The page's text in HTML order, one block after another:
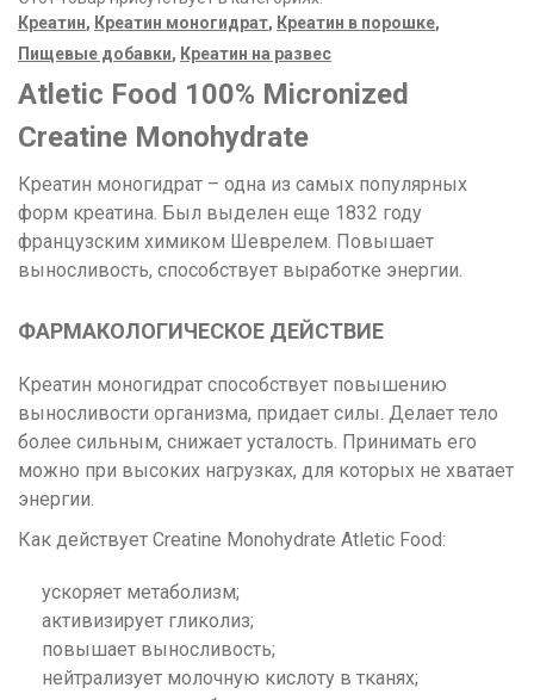
Креатин, Креатин моногидрат, Креатин в порошке,
Пищевые добавки, Креатин на развес
Atletic Food 100% Micronized
Creatine Monohydrate
Креатин моногидрат – одна из самых популярных
форм креатина. Был выделен еще 1832 году
французским химиком Шеврелем. Повышает
выносливость, способствует выработке энергии.
ФАРМАКОЛОГИЧЕСКОЕ ДЕЙСТВИЕ
Креатин моногидрат способствует повышению
выносливости организма, придает силы. Делает тело
более сильным, снижает усталость. Принимать его
можно при высоких нагрузках, для которых не хватает
энергии.
Как действует Creatine Monohydrate Atletic Food:
ускоряет метаболизм;
активизирует гликолиз;
повышает выносливость;
нейтрализует молочную кислоту в тканях;